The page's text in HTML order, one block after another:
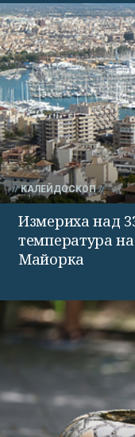
КАЛЕЙДОСКОП
Измериха над
температура
Майорка